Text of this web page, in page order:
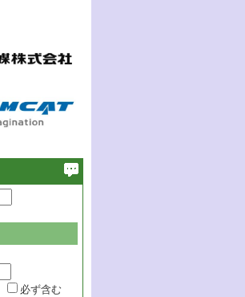
必ず含む